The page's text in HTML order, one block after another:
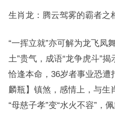
生肖龙：腾云驾雾的霸者之
“一挥立就”亦可解为龙飞凤
土”贵气，成语“龙争虎斗”
恰逢本命，36岁者事业恐遭
麟瓶】镇煞，感情上，与生
“母慈子孝”变“水火不容”，